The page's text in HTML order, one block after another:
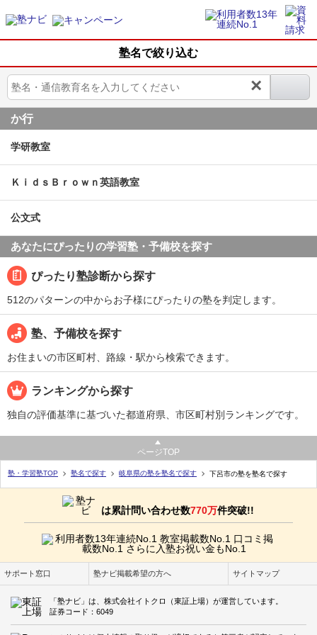
塾名で絞り込む
×
か行
学研教室
ＫｉｄｓＢｒｏｗｎ英語教室
公文式
あなたにぴったりの学習塾・予備校を探す
ぴったり塾診断から探す
512のパターンの中からお子様にぴったりの塾を判定します。
塾、予備校を探す
お住まいの市区町村、路線・駅から検索できます。
ランキングから探す
独自の評価基準に基づいた都道府県、市区町村別ランキングです。
ページTOP
塾・学習塾TOP 塾名で探す 岐阜県の塾を塾名で探す 下呂市の塾を塾名で探す
は累計問い合わせ数770万件突破!!
サポート窓口 塾ナビ掲載希望の方へ サイトマップ
「塾ナビ」は、株式会社イトクロ（東証上場）が運営しています。
証券コード：6049